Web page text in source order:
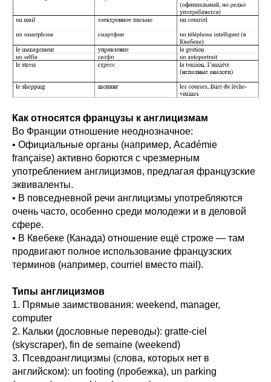
Как относятся французы к англицизмам
Во Франции отношение неоднозначное:
• Официальные органы (например, Académie
française) активно борются с чрезмерным
употреблением англицизмов, предлагая французские
эквиваленты.
• В повседневной речи англицизмы употребляются
очень часто, особенно среди молодежи и в деловой
сфере.
• В Квебеке (Канада) отношение ещё строже — там
продвигают полное использование французских
терминов (например, courriel вместо mail).
Типы англицизмов
1. Прямые заимствования: weekend, manager,
computer
2. Кальки (дословные переводы): gratte-ciel
(skyscraper), fin de semaine (weekend)
3. Псевдоанглицизмы (слова, которых нет в
английском): un footing (пробежка), un parking